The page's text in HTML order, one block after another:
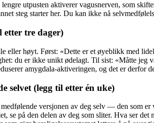
utpusten aktiverer vagusnerven, som
steg starter her. Du kan ikke nå
etter tre dager)
høyt. Først: «Dette er et øyeblikk med
du er ikke unikt ødelagt. Til sist: «Måtte
amygdala-aktiveringen, og det er derfor
selvet (legg til etter én uke)
versjonen av deg selv — den som
se på den delen av deg som sliter. Hva ser